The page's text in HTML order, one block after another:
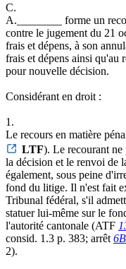
C.
A.________ forme un
contre le jugement du 21
frais et dépens, à son
frais et dépens ainsi qu'au
pour nouvelle décision.
Considérant en droit :
1.
Le recours en matière
LTF). Le recourant ne
la décision et le renvoi de
également, sous peine
fond du litige. Il n'est fait
Tribunal fédéral, s'il
statuer lui-même sur le
l'autorité cantonale (ATF
consid. 1.3 p. 383; arrêt
2).